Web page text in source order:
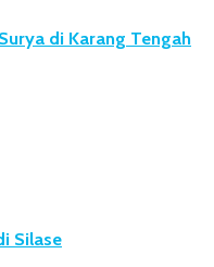
di Karang Tengah
Silase